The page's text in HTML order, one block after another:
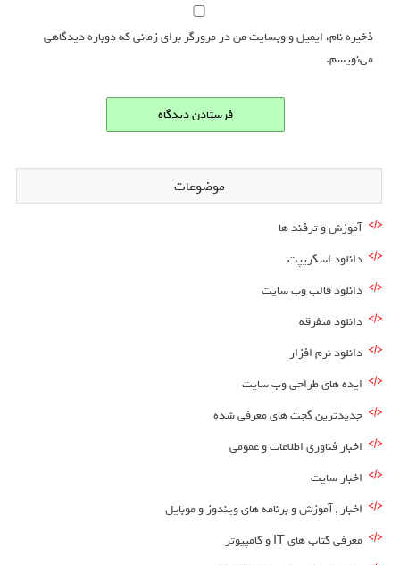
ذخیره نام، ایمیل و وبسایت من در مرورگر برای زمانی که دوباره دیدگاهی
می‌نویسم.
موضوعات
آموزش و ترفند ها
دانلود اسکریپت
دانلود قالب وب سایت
دانلود متفرقه
دانلود نرم افزار
ایده های طراحی وب سایت
جدیدترین گجت های معرفی شده
اخبار فناوری اطلاعات و عمومی
اخبار سایت
اخبار , آموزش و برنامه های ویندوز و موبایل
معرفی کتاب های IT و کامپیوتر